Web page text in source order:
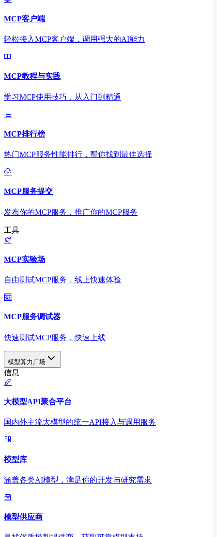
MCP客户端
轻松接入MCP客户端，调用强大的AI能力
MCP教程与实践
学习MCP使用技巧，从入门到精通
MCP排行榜
热门MCP服务性能排行，帮你找到最佳选择
MCP服务提交
发布你的MCP服务，推广你的MCP服务
工具
MCP实验场
自由测试MCP服务，线上快速体验
MCP服务调试器
快速测试MCP服务，快速上线
模型算力广场
信息
大模型API聚合平台
国内外主流大模型的统一API接入与调用服务
模型库
涵盖各类AI模型，满足你的开发与研究需求
模型供应商